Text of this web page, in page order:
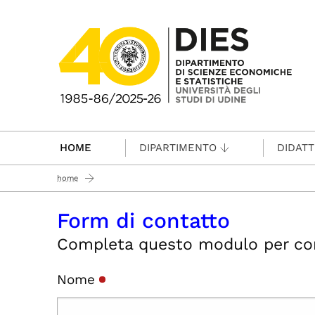
HOME DIPARTIMENTO
home
Form di contatto
Completa questo modulo per
Nome